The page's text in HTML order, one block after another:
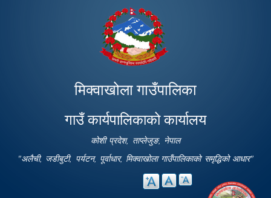
main
content
मिक्वाखोला गाउँपालिका
गाउँ कार्यपालिकाको कार्यालय
कोशी प्रदेश, ताप्लेजुङ, नेपाल
"अलैची, जडीबुटी, पर्यटन, पूर्वाधार, मिक्वाखोला गाउँपालिकाको समृद्धिको आधार"